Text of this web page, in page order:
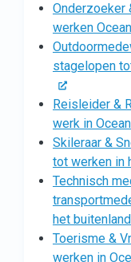
Onderzoeker
werken
stagelopen
Reisleider &
werk in
Skileraar &
tot werken in
Technisch
het buitenland
Toerisme &
werken in